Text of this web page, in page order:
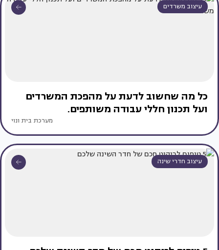
עיצוב משרדים
כל מה שחשוב לדעת על מהפכת המשרדים
ועל תכנון חללי עבודה משותפים.
מערכת בית ונוי
עיצוב חדרי שינה